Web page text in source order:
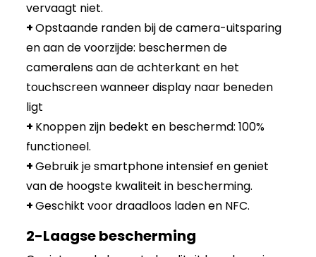
vervaagt niet.
+Opstaande randen bij de camera-uitsparing
en aan de voorzijde: beschermen de
cameralens aan de achterkant en het
touchscreen wanneer display naar beneden
ligt
+ Knoppen zijn bedekt en beschermd: 100%
functioneel.
+Gebruik je smartphone intensief en geniet
van de hoogste kwaliteit in bescherming.
+Geschikt voor draadloos laden en NFC.
2-Laagse bescherming